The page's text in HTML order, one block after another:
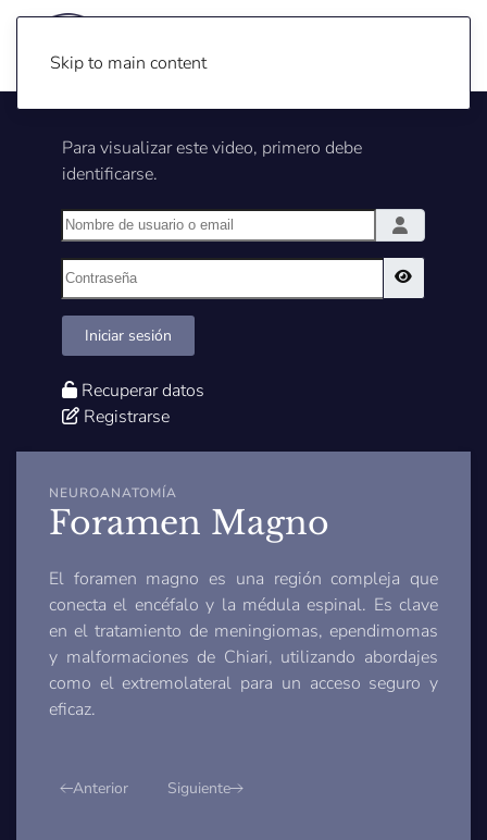
Skip to main content
Para visualizar este video, primero debe
identificarse.
Nombre de usuario o email
Contraseña
Iniciar sesión
Recuperar datos
Registrarse
NEUROANATOMÍA
Foramen Magno
El foramen magno es una región compleja que
conecta el encéfalo y la médula espinal. Es clave
en el tratamiento de meningiomas, ependimomas
y malformaciones de Chiari, utilizando abordajes
como el extremolateral para un acceso seguro y
eficaz.
Anterior Siguiente